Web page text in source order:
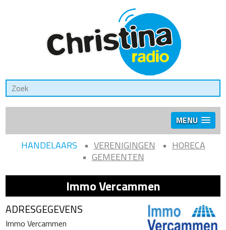
MENU
HANDELAARS VERENIGINGEN
HORECA
GEMEENTEN
Immo Vercammen
ADRESGEGEVENS
Immo Vercammen